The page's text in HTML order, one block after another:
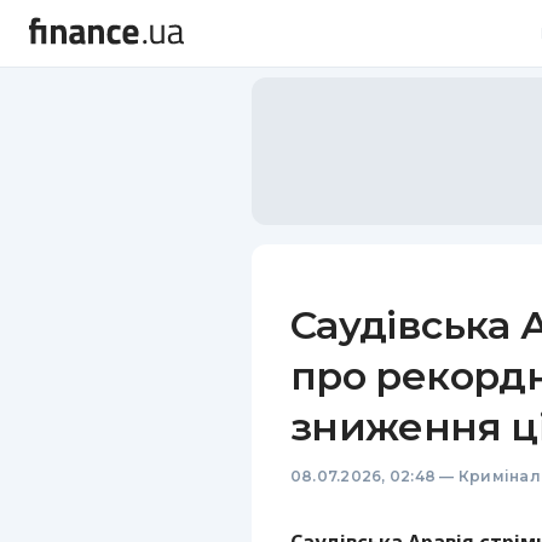
Саудівська
про
зниження
08.07.2026, 02:48 — Кримінал